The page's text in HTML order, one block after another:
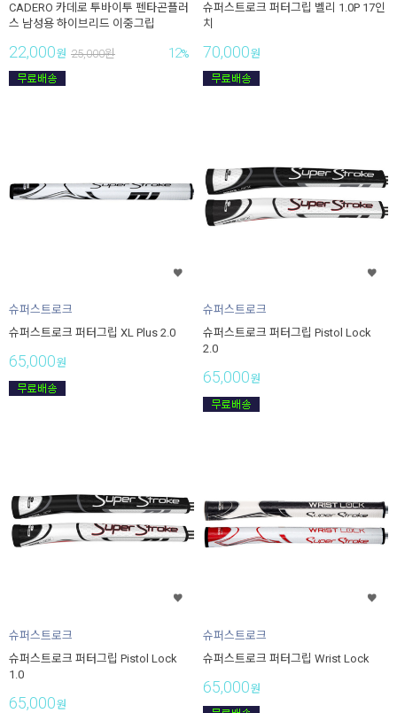
CADERO 카데로 투바이투 펜타곤플러
스 남성용 하이브리드 이중그립
22,000원 25,000원 12%
슈퍼스트로크 퍼터그립 벨리 1.0P 17인
치
70,000원
슈퍼스트로크
슈퍼스트로크 퍼터그립 XL Plus 2.0
65,000원
슈퍼스트로크
슈퍼스트로크 퍼터그립 Pistol Lock
2.0
65,000원
슈퍼스트로크
슈퍼스트로크 퍼터그립 Pistol Lock
1.0
65,000원
슈퍼스트로크
슈퍼스트로크 퍼터그립 Wrist Lock
65,000원